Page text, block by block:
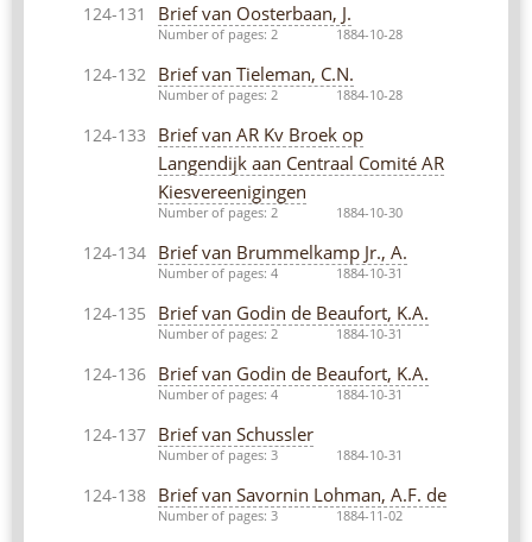
124-131 Brief van Oosterbaan, J.
Number of pages: 2 1884-10-28
124-132 Brief van Tieleman, C.N.
Number of pages: 2 1884-10-28
124-133
Brief van AR Kv Broek op
Langendijk aan Centraal Comité AR
Kiesvereenigingen
Number of pages: 2 1884-10-30
124-134 Brief van Brummelkamp Jr., A.
Number of pages: 4 1884-10-31
124-135 Brief van Godin de Beaufort, K.A.
Number of pages: 2 1884-10-31
124-136 Brief van Godin de Beaufort, K.A.
Number of pages: 4 1884-10-31
124-137 Brief van Schussler
Number of pages: 3 1884-10-31
124-138 Brief van Savornin Lohman, A.F. de
Number of pages: 3 1884-11-02